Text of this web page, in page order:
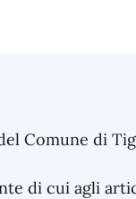
Comune di
di cui agli